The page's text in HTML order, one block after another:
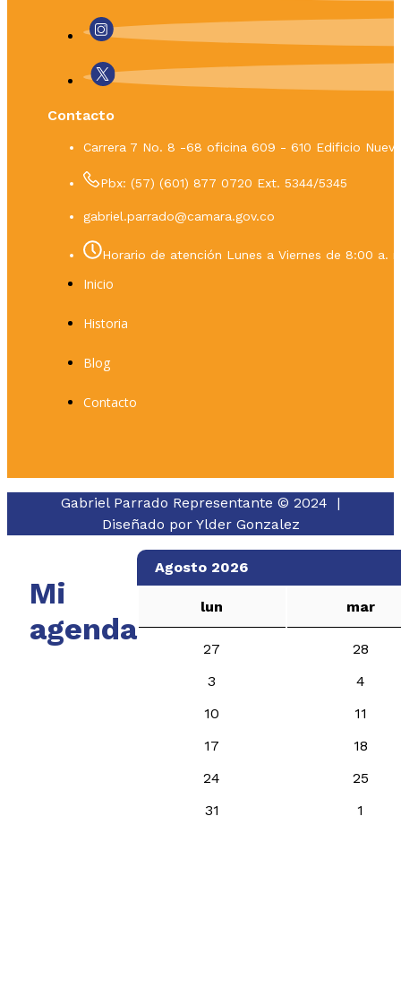
Contacto
Carrera 7 No. 8 -68 oficina 609 - 610 Edificio
Pbx: (57) (601) 877 0720 Ext. 5344/5345
gabriel.parrado@camara.gov.co
Horario de atención Lunes a Viernes de 8:00 a.
Inicio
Historia
Blog
Contacto
Gabriel Parrado Representante © 2024 |
Diseñado por Ylder Gonzalez
Mi
agenda
Agosto 2026
lun mar
27
28
3
4
10
11
17
18
24
25
31
1